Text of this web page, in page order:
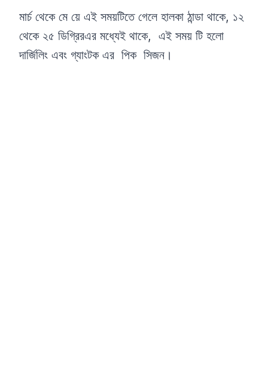
মার্চ থেকে মে য়ে এই সময়টিতে গেলে হালকা ঠান্ডা থাকে, ১২
থেকে ২৫ ডিগ্রিরএর মধ্যেই থাকে, এই সময় টি হলো
দার্জিলিং এবং গ্যাংটক এর পিক সিজন।